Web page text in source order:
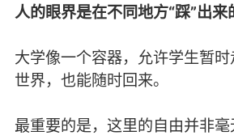
人的眼界是在不同地方“踩”出来
大学像一个容器，允许学生暂
世界，也能随时回来。
最重要的是，这里的自由并非毫